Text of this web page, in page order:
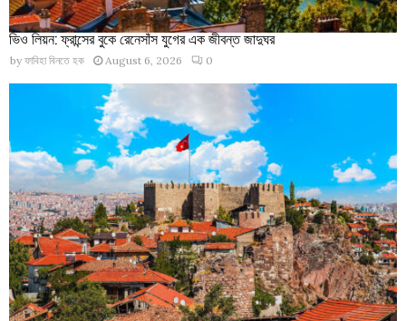
ভিও লিয়ন: ফ্রান্সের বুকে রেনেসাঁস যুগের এক জীবন্ত জাদুঘর
by ফাবিহা বিনতে হক August 6, 2026 0